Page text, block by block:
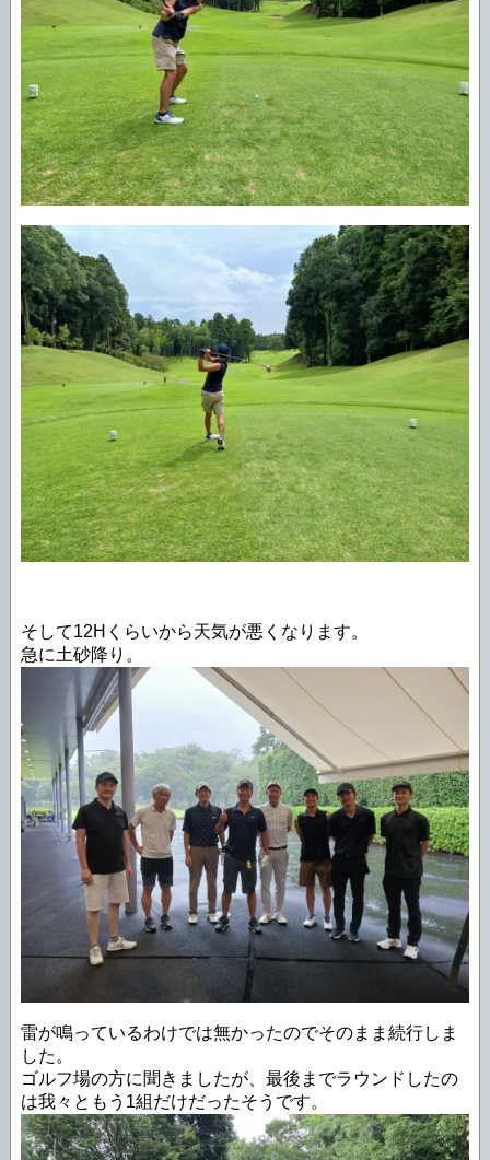
そして12Hくらいから天気が悪くなります。
急に土砂降り。
雷が鳴っているわけでは無かったのでそのまま続行しま
した。
ゴルフ場の方に聞きましたが、最後までラウンドしたの
は我々ともう1組だけだったそうです。